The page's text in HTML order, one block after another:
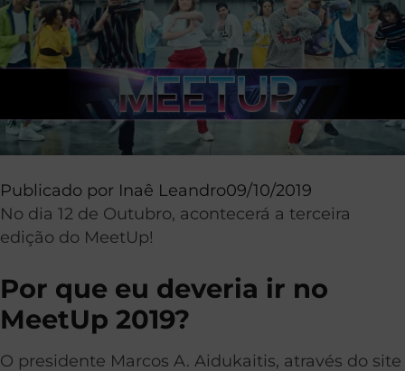
Publicado por Inaê Leandro09/10/2019
No dia 12 de Outubro, acontecerá a terceira
edição do MeetUp!
Por que eu deveria ir no
MeetUp 2019?
O presidente Marcos A. Aidukaitis, através do site